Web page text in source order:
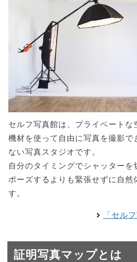
セルフ写真館は、プライベートな
機材を使って自由に写真を撮影で
ない写真スタジオです。
自分のタイミングでシャッターを
ポーズするよりも緊張せずに自然
す。
「セル
証明写真マップとは